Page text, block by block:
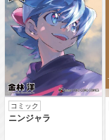
コミック
ニンジャラ